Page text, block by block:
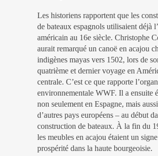
Les historiens rapportent que les
de bateaux espagnols utilisaient déjà
américain au 16e siècle. Christophe
aurait remarqué un canoë en acajou
indigènes mayas vers 1502, lors de
quatrième et dernier voyage en
centrale. C’est ce que rapporte
environnementale WWF. Il a ensuite
non seulement en Espagne, mais
d’autres pays européens – au début
construction de bateaux. À la fin du
les meubles en acajou étaient un
prospérité dans la haute bourgeoisie.